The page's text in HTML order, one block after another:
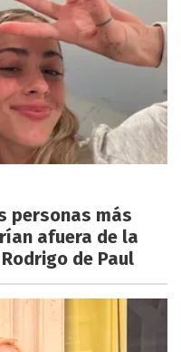
personas más
afuera de la
de Paul